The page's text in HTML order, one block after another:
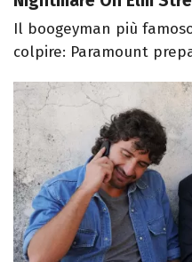
Il boogeyman più
colpire: Paramount